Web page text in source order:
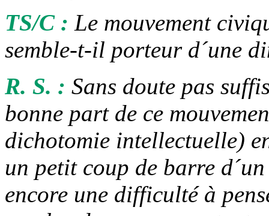
TS/C : Le mouvement
semble-t-il porteur d´une
R. S. : Sans doute pas
bonne part de ce
dichotomie intellectuelle)
un petit coup de barre
encore une difficulté à